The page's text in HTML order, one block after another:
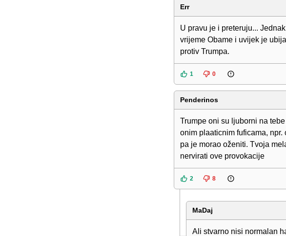
Err
U pravu je i preteruju...
vrijeme Obame i uvijek je
protiv Trumpa.
1 0
Penderinos
Trumpe oni su ljuborni na
onim plaaticnim fuficama,
pa je morao oženiti. Tvoja
nervirati ove provokacije
2 8
MaDaj
Ali stvarno nisi normalan